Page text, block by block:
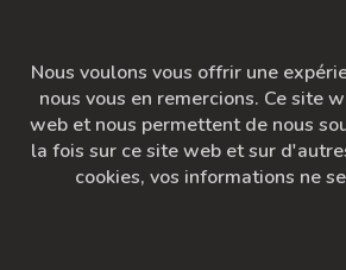
Nous voulons vous offrir une
nous vous en remercions. Ce site
web et nous permettent de nous
la fois sur ce site web et sur
cookies, vos informations ne